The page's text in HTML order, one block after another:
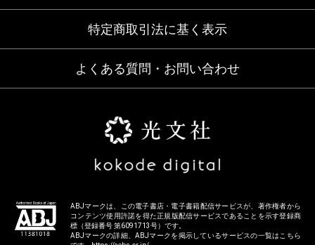
特定商取引法に基く表示
よくある質問・お問い合わせ
ABJマークは、この電子書店・電子書籍配信サービスが、著作権者から
コンテンツ使用許諾を得た正規版配信サービスであることを示す登録商
標（登録番号 第6091713号）です。
ABJマークの詳細、ABJマークを掲示しているサービスの一覧はこちら